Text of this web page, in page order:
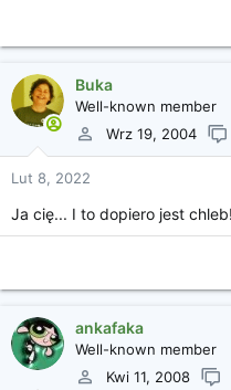
c
e
:
Buka
Well-known member
Wrz 19, 2004
Lut 8, 2022
Ja cię... I to dopiero jest chleb!
ankafaka
Well-known member
Kwi 11, 2008